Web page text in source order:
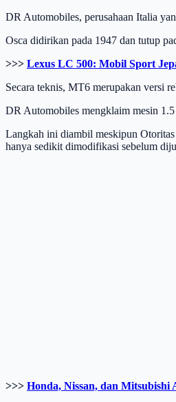
DR Automobiles, perusahaan Italia
Osca didirikan pada 1947 dan tutup
>>> Lexus LC 500: Mobil Sport
Secara teknis, MT6 merupakan versi
DR Automobiles mengklaim mesin
Langkah ini diambil meskipun Otoritas
hanya sedikit dimodifikasi sebelum
>>> Honda, Nissan, dan